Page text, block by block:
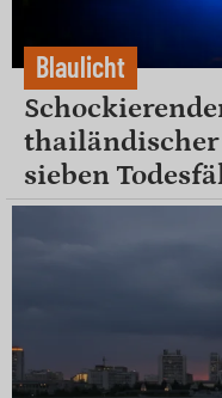
Blaulicht
thailändischer
sieben